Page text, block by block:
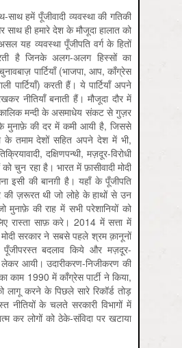
साथ हमें पूँजीवादी व्यवस्था की गतिकी
साथ ही हमारे देश के मौजूदा हालात को
यह व्यवस्था पूँजीपति वर्ग के हितों
है जिनके अलग-अलग हिस्सों का
पार्टियाँ (भाजपा, आप, काँग्रेस
पार्टियाँ) करती हैं। ये पार्टियाँ अपने
नीतियाँ बनाती हैं। मौजूदा दौर में
मन्दी के असमाधेय संकट से गुज़र
के मुनाफ़े की दर में कमी आयी है, जिससे
के तमाम देशों सहित अपने देश में भी,
दक्षिणपन्थी, मज़दूर-विरोधी
चुन रहा है। भारत में फ़ासीवादी मोदी
इसी की बानग़ी है। यहाँ के पूँजीपति
की ज़रूरत थी जो लोहे के हाथों से उन
मुनाफ़े की राह में सभी परेशानियों को
रास्ता साफ़ करे। 2014 में सत्ता में
सरकार ने सबसे पहले श्रम क़ानूनों
पूँजीपरस्त बदलाव किये और मज़दूर-
लेकर आयी। उदारीकरण-निजीकरण की
काम 1990 में काँग्रेस पार्टी ने किया,
लागू करने के पिछले सारे रिकॉर्ड तोड़
नीतियों के चलते सरकारी विभागों में
कर लोगों को ठेके-संविदा पर खटाया